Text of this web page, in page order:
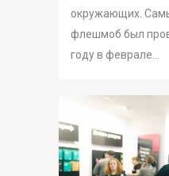
окружающих.
флешмоб был
году в феврале...